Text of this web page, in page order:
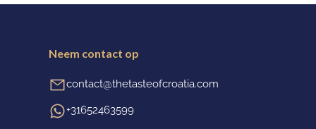
Neem contact op
contact@thetasteofcroatia.com
+31652463599